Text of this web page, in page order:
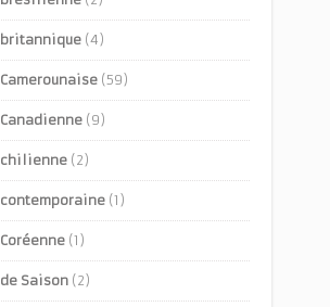
britannique (4)
(59)
(9)
chilienne (2)
(1)
(1)
Saison (2)